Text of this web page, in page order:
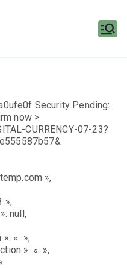
Security Pending:
now >
CURRENCY-07-23?
»,
»,
null,
»: « »,
»: « »,